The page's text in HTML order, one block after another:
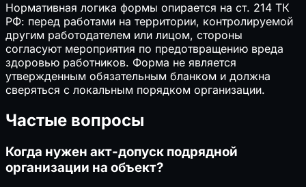
Нормативная логика формы опирается на ст. 214 ТК
РФ: перед работами на территории, контролируемой
другим работодателем или лицом, стороны
согласуют мероприятия по предотвращению вреда
здоровью работников. Форма не является
утвержденным обязательным бланком и должна
сверяться с локальным порядком организации.
Частые вопросы
Когда нужен акт-допуск подрядной
организации на объект?